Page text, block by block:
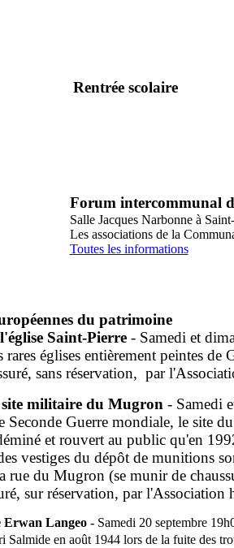
Rentrée scolaire
Forum intercommunal
Salle Jacques Narbonne à
Les associations de la
Toutes les informations
du patrimoine
Saint-Pierre - Samedi et
églises entièrement peintes de
sans réservation, par
militaire du Mugron - Samedi
Seconde Guerre mondiale, le site
et rouvert au public qu'en
vestiges du dépôt de munitions
rue du Mugron (se munir de
sur réservation, par
Erwan Langeo -Samedi 20 septembre
Salmide en août 1944 lors de la fuite des